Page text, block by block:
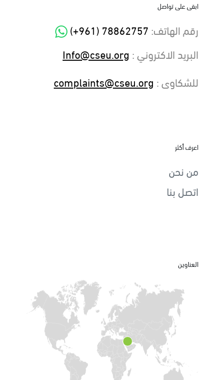
ابقى على تواصل
رقم الهاتف:
(+961) 78862757
البريد الاكتروني :
Info@cseu.org
للشكاوى : complaints@cseu.org
اعرف أكثر
من نحن
اتصل بنا
العناوين